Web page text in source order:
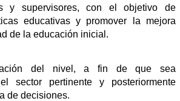
y supervisores, con el objetivo de
educativas y promover la mejora
de la educación inicial.
del nivel, a fin de que sea
sector pertinente y posteriormente
de decisiones.